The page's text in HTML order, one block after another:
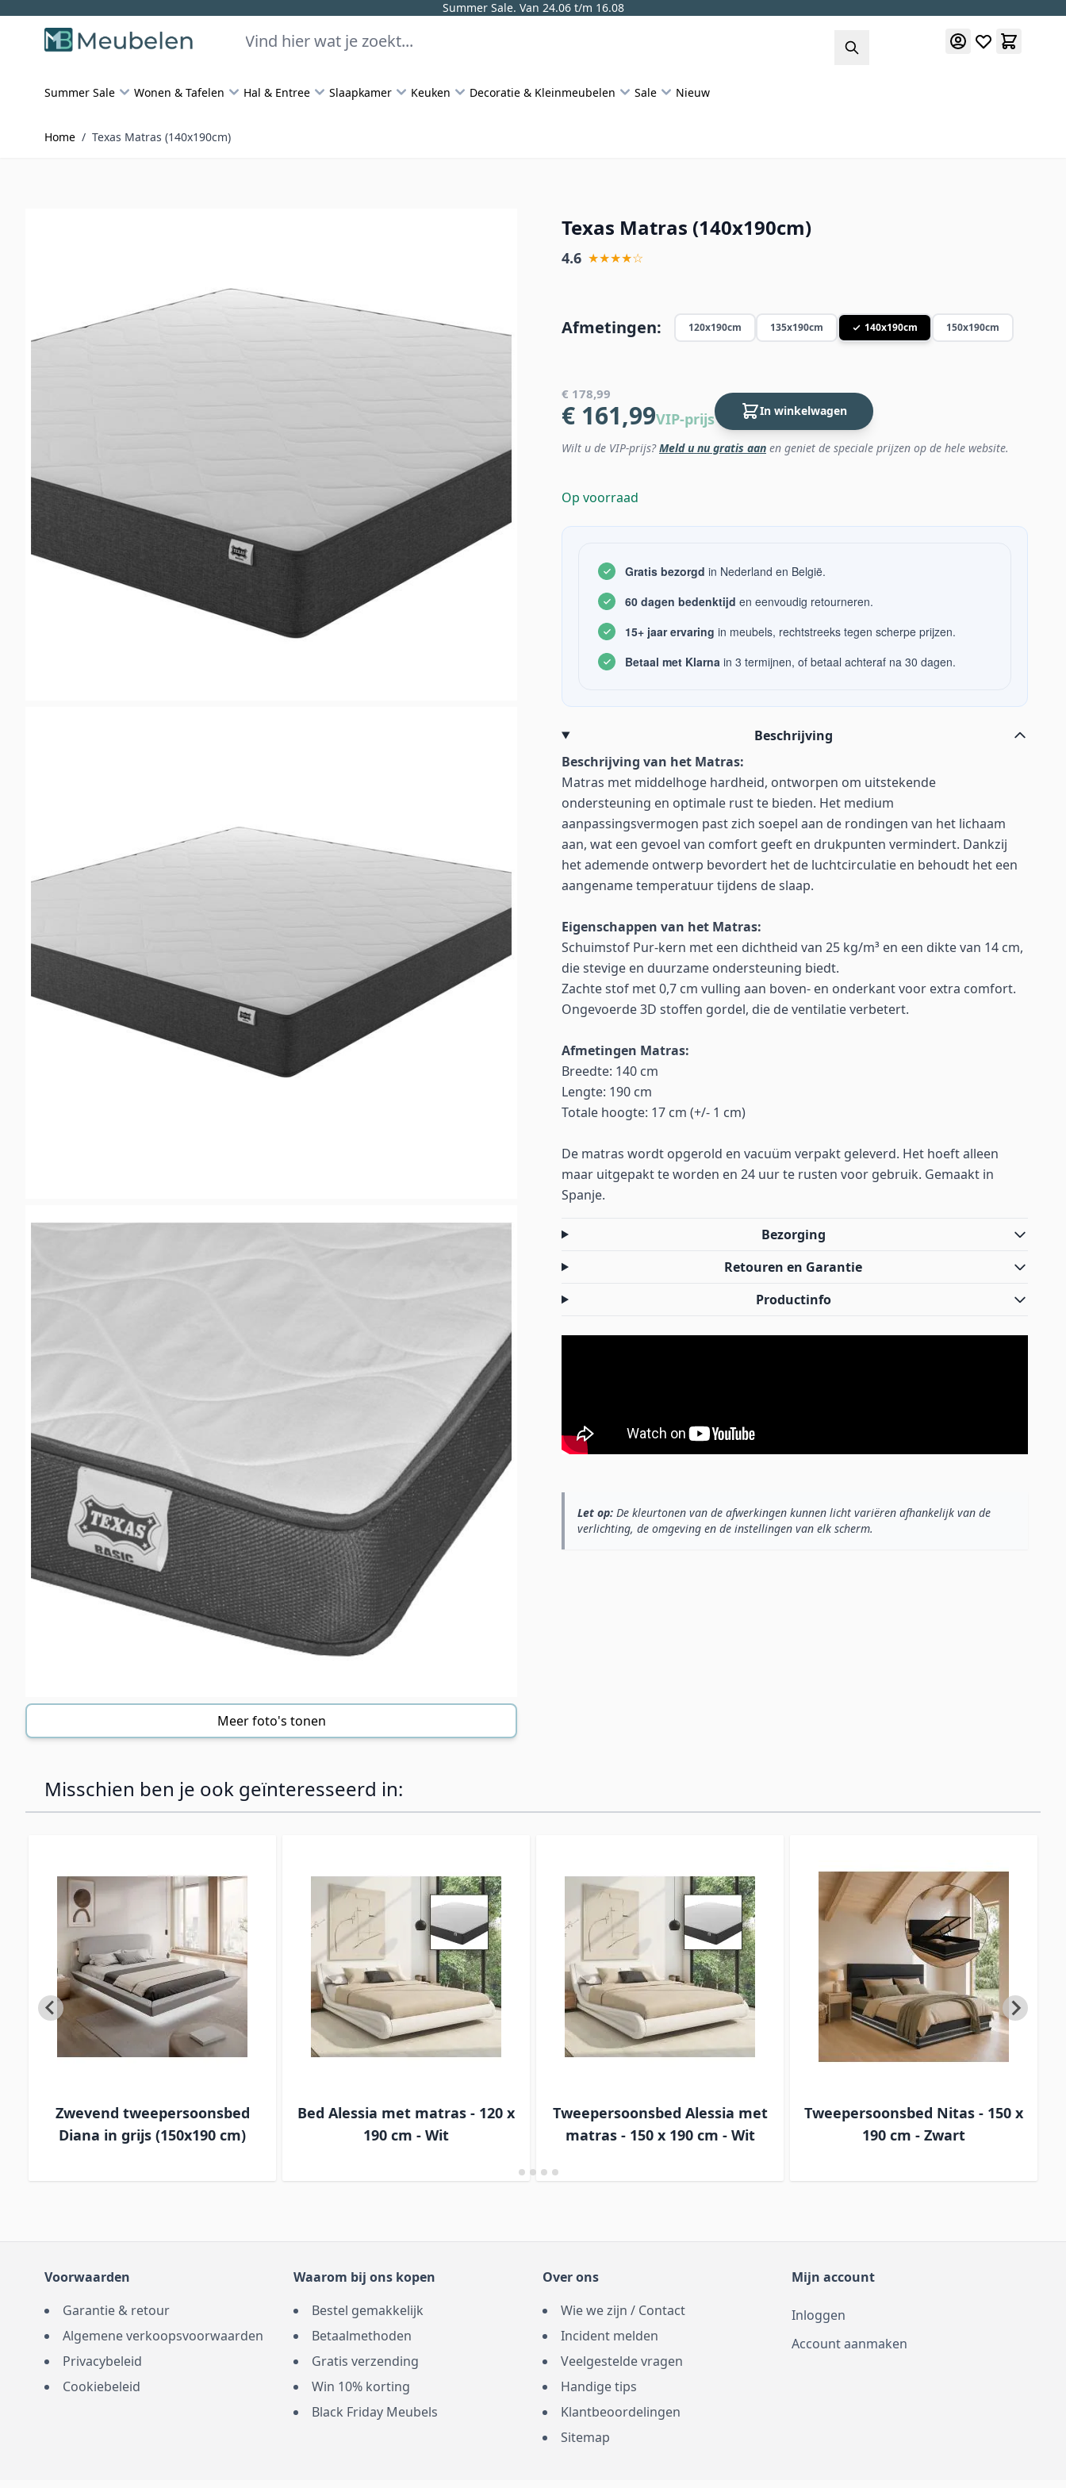
Summer Sale. Van 24.06 t/m 16.08
Skip to Content
Zoeken
Summer Sale Wonen & Tafelen Hal & Entree Slaapkamer Keuken Decoratie & Kleinmeubelen Sale Nieuw
Home / Texas Matras (140x190cm)
Meer foto's tonen
Texas Matras (140x190cm)
4.6 ★★★★☆
Afmetingen: 120x190cm 135x190cm 140x190cm 150x190cm
€ 178,99
€ 161,99VIP-prijs In winkelwagen
Wilt u de VIP-prijs?Meld u nu gratis aan en geniet de speciale prijzen op de hele website.
Op voorraad
Gratis bezorgd in Nederland en België.
60 dagen bedenktijd en eenvoudig retourneren.
15+ jaar ervaring in meubels, rechtstreeks tegen scherpe prijzen.
Betaal met Klarna in 3 termijnen, of betaal achteraf na 30 dagen.
Beschrijving
Beschrijving van het Matras:
Matras met middelhoge hardheid, ontworpen om uitstekende
ondersteuning en optimale rust te bieden. Het medium
aanpassingsvermogen past zich soepel aan de rondingen van het lichaam
aan, wat een gevoel van comfort geeft en drukpunten vermindert. Dankzij
het ademende ontwerp bevordert het de luchtcirculatie en behoudt het een
aangename temperatuur tijdens de slaap.
Eigenschappen van het Matras:
Schuimstof Pur-kern met een dichtheid van 25 kg/m³ en een dikte van 14 cm,
die stevige en duurzame ondersteuning biedt.
Zachte stof met 0,7 cm vulling aan boven- en onderkant voor extra comfort.
Ongevoerde 3D stoffen gordel, die de ventilatie verbetert.
Afmetingen Matras:
Breedte: 140 cm
Lengte: 190 cm
Totale hoogte: 17 cm (+/- 1 cm)
De matras wordt opgerold en vacuüm verpakt geleverd. Het hoeft alleen
maar uitgepakt te worden en 24 uur te rusten voor gebruik. Gemaakt in
Spanje.
Bezorging
Retouren en Garantie
Productinfo
Let op: De kleurtonen van de afwerkingen kunnen licht variëren afhankelijk van de
verlichting, de omgeving en de instellingen van elk scherm.
Misschien ben je ook geïnteresseerd in:
Zwevend tweepersoonsbed
Diana in grijs (150x190 cm)
Bed Alessia met matras - 120 x
190 cm - Wit
Tweepersoonsbed Alessia met
matras - 150 x 190 cm - Wit
Tweepersoonsbed Nitas - 150 x
190 cm - Zwart
Voorwaarden
Garantie & retour
Algemene verkoopsvoorwaarden
Privacybeleid
Cookiebeleid
Waarom bij ons kopen
Bestel gemakkelijk
Betaalmethoden
Gratis verzending
Win 10% korting
Black Friday Meubels
Over ons
Wie we zijn / Contact
Incident melden
Veelgestelde vragen
Handige tips
Klantbeoordelingen
Sitemap
Mijn account
Inloggen
Account aanmaken